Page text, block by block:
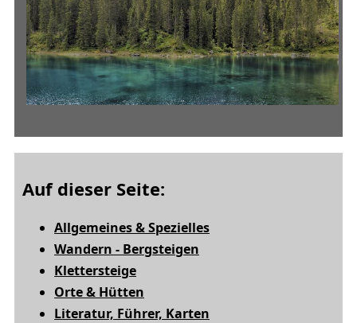
Auf dieser Seite:
Allgemeines & Spezielles
Wandern - Bergsteigen
Klettersteige
Orte & Hütten
Literatur, Führer, Karten